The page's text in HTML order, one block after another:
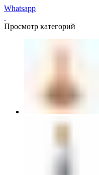
Whatsapp
Просмотр категорий